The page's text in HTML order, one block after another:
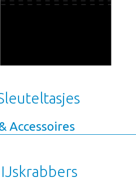
Accessoires
IJskrabbers